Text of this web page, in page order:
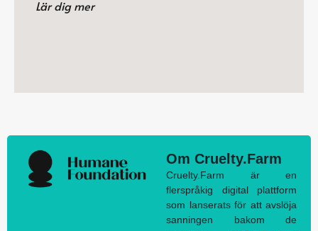
Lär dig mer
Om Cruelty.Farm
Cruelty.Farm är en
flerspråkig digital plattform
som lanserats för att avslöja
sanningen bakom de